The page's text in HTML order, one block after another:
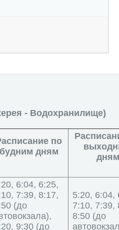
- Водохранилище)
по
будним дням
дням
6:04, 6:25,
7:39, 8:17,
(до
9:30 (до
5:20, 6:04,
7:10, 7:39,
8:50 (до